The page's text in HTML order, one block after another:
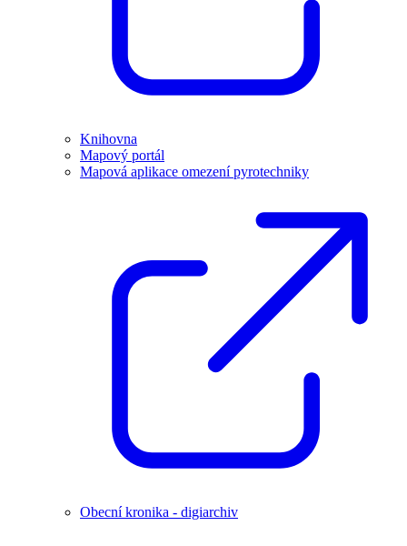
Knihovna
Mapový portál
Mapová aplikace omezení pyrotechniky
Obecní kronika - digiarchiv